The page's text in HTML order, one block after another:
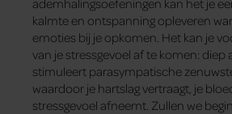
kalmte en ontspanning opleveren
emoties bij je opkomen. Het kan je
van je stressgevoel af te komen: diep
stimuleert parasympatische
waardoor je hartslag vertraagt, je
stressgevoel afneemt. Zullen we